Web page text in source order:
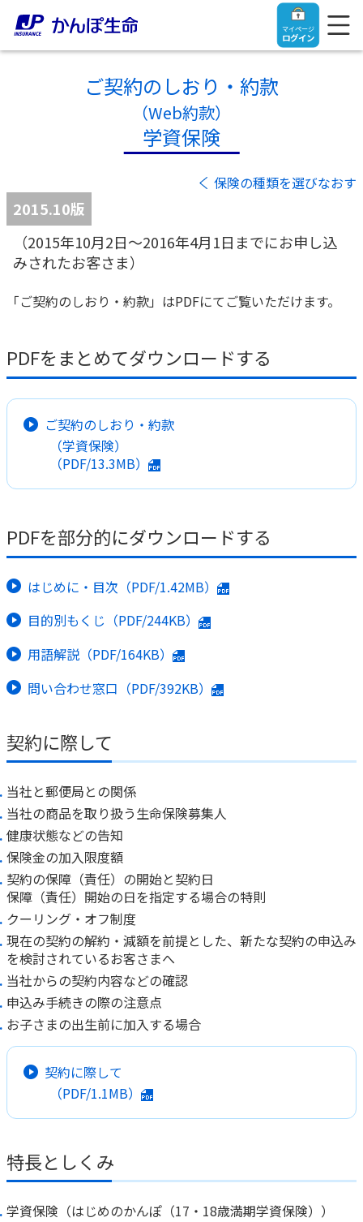
マイページ
ログイン
ご契約者さま
ご契約者さま
お手続き一覧
マイページでできること
ログイン
ご契約内容の確認
お客さまに関する情報等の確認の取り組み
各種サービス・お知らせ
かんぽプラチナライフサービス
ご契約のしおり・約款（Web約款）
保険用語集
お問い合わせ
保険をご検討中のお客さま
保険をご検討中のお客さま
終身保険
養老保険
定期保険
学資保険
資料請求
保険の探し方のポイント
これからのライフイベントでかかる費用とは？
ご契約手続きの流れ
保険料のお払込方法
保険用語集
お問い合わせ
法人のお客さま
ちら
目的から探す
お役立ち情報
かんぽ生命の団体取扱い
かんぽのLifeサポートナビ
保険
お金
子育て
ライフプラン
健康情報
かんぽアプリ～かんぽの健康と安心を手のひらに～
すこやか健康ラボ
ラジオ体操・みんなの体操
ラジオ体操ポータルサイト
かんぽ生命について
ご挨拶
会社概要
財務情報
株主・投資家のみなさまへ
採用情報
かんぽブランド
かんぽ生命のサステナビリティ
お客さまの声／お客さまサービス向上の取組み
かんぽジャンクション
よくあるご質問
お問い合わせ
サステナビリティ
株主・投資家のみなさまへ
English
ご契約のしおり・約款
（Web約款）
学資保険
保険の種類を選びなおす
2015.10版
（2015年10月2日～2016年4月1日までにお申し込
みされたお客さま）
「ご契約のしおり・約款」はPDFにてご覧いただけます。
PDFをまとめてダウンロードする
ご契約のしおり・約款
（学資保険）
（PDF/13.3MB）
PDFを部分的にダウンロードする
はじめに・目次（PDF/1.42MB）
目的別もくじ（PDF/244KB）
用語解説（PDF/164KB）
問い合わせ窓口（PDF/392KB）
契約に際して
当社と郵便局との関係
当社の商品を取り扱う生命保険募集人
健康状態などの告知
保険金の加入限度額
契約の保障（責任）の開始と契約日
保障（責任）開始の日を指定する場合の特則
クーリング・オフ制度
現在の契約の解約・減額を前提とした、新たな契約の申込み
を検討されているお客さまへ
当社からの契約内容などの確認
申込み手続きの際の注意点
お子さまの出生前に加入する場合
契約に際して
（PDF/1.1MB）
特長としくみ
学資保険（はじめのかんぽ（17・18歳満期学資保険））